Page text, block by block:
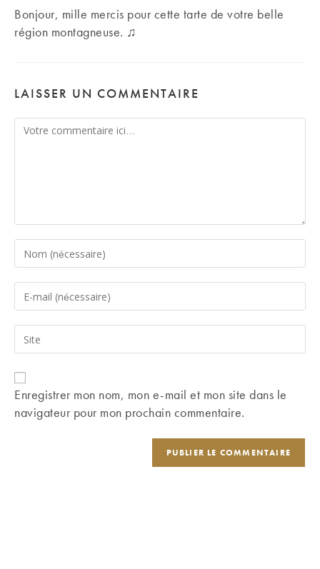
Bonjour, mille mercis pour cette tarte de votre belle
région montagneuse. ♫
LAISSER UN COMMENTAIRE
Comment
Enter
your
name
comment
Enter
your
email
address
comment
Saisir
l’URL
de
votre
(facultatif)
Enregistrer mon nom, mon e-mail et mon site dans le
navigateur pour mon prochain commentaire.